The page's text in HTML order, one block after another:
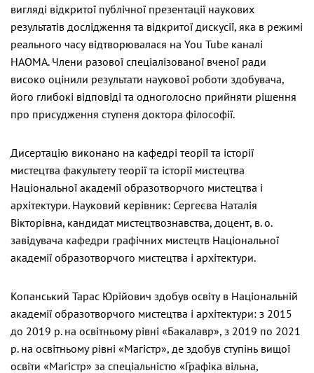
вигляді відкритої публічної презентації наукових
результатів дослідження та відкритої дискусії, яка в режимі
реального часу відтворювалася на You Tube каналі
НАОМА. Члени разової спеціалізованої вченої ради
високо оцінили результати наукової роботи здобувача,
його глибокі відповіді та одноголосно прийняти рішення
про присудження ступеня доктора філософії.
Дисертацію виконано на кафедрі теорії та історії
мистецтва факультету теорії та історії мистецтва
Національної академії образотворчого мистецтва і
архітектури. Науковий керівник: Сергеєва Наталія
Вікторівна, кандидат мистецтвознавства, доцент, в. о.
завідувача кафедри графічних мистецтв Національної
академії образотворчого мистецтва і архітектури.
Копанський Тарас Юрійович здобув освіту в Національній
академії образотворчого мистецтва і архітектури: з 2015
до 2019 р. на освітньому рівні «Бакалавр», з 2019 по 2021
р. на освітньому рівні «Магістр», де здобув ступінь вищої
освіти «Магістр» за спеціальністю «Графіка вільна,